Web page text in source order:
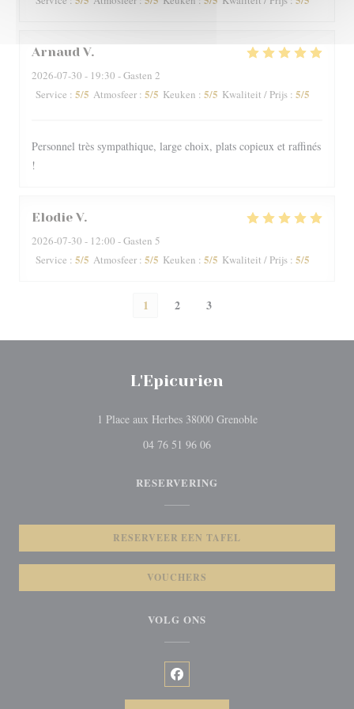
Arnaud V
2026-07-30 - 19:30 - Gasten 2
Service : 5/5 Atmosfeer : 5/5 Keuken : 5/5 Kwaliteit / Prijs : 5/5
Personnel très sympathique, large choix, plats copieux et raffinés
!
Elodie V
2026-07-30 - 12:00 - Gasten 5
Service : 5/5 Atmosfeer : 5/5 Keuken : 5/5 Kwaliteit / Prijs : 5/5
1 2 3
L'Epicurien
1 Place aux Herbes 38000 Grenoble((opent in een nieuw
04 76 51 96 06
RESERVERING
RESERVEER EEN TAFEL
VOUCHERS
VOLG ONS
Facebook ((opent in een nieuw